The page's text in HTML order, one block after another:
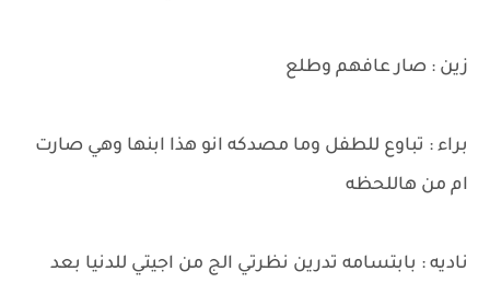
زين : صار عافهم وطلع
براء : تباوع للطفل وما مصدكه انو هذا ابنها وهي صارت
ام من هاللحظه
ناديه : بابتسامه تدرين نظرتي الج من اجيتي للدنيا بعد